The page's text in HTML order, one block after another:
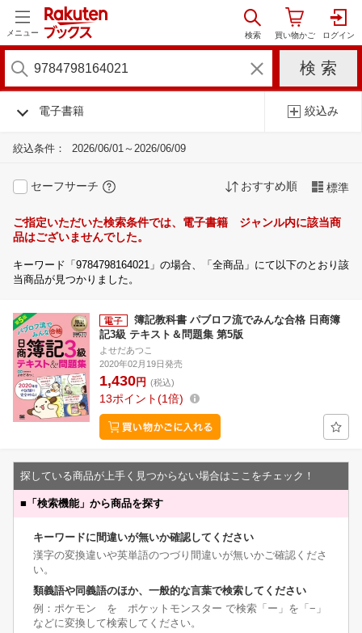
メニュー
電子書籍 絞込み
絞込条件： 2026/06/01～2026/06/09
セーフサーチ おすすめ順 標準
ご指定いただいた検索条件では、電子書籍 ジャンル内に該当商
品はございませんでした。
キーワード「9784798164021」の場合、「全商品」にて以下のとおり該
当商品が見つかりました。
簿記教科書 パブロフ流でみんな合格 日商簿
記3級 テキスト＆問題集 第5版
よせだあつこ
2020年02月19日発売
1,430円 (税込)
13ポイント 1倍
探している商品が上手く見つからない場合はここをチェック！
■ 「検索機能」から商品を探す
キーワードに間違いが無いか確認してください
漢字の変換違いや英単語のつづり間違いが無いかご確認くださ
い。
類義語や同義語のほか、一般的な言葉で検索してください
例：ポケモン を ポケットモンスター で検索「ー」を「−」
などに変換して検索してください。